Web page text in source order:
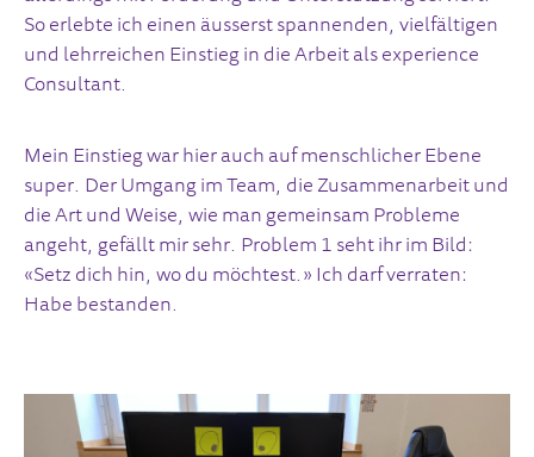
So erlebte ich einen äusserst spannenden, vielfältigen
und lehrreichen Einstieg in die Arbeit als experience
Consultant.
Mein Einstieg war hier auch auf menschlicher Ebene
super. Der Umgang im Team, die Zusammenarbeit und
die Art und Weise, wie man gemeinsam Probleme
angeht, gefällt mir sehr. Problem 1 seht ihr im Bild:
«Setz dich hin, wo du möchtest.» Ich darf verraten:
Habe bestanden.